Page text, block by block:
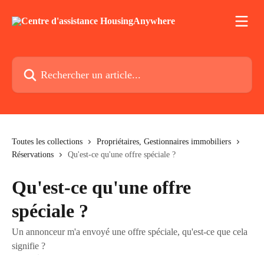
Rechercher un article...
Toutes les collections
Propriétaires, Gestionnaires immobiliers
Réservations
Qu'est-ce qu'une offre spéciale ?
Qu'est-ce qu'une offre
spéciale ?
Un annonceur m'a envoyé une offre spéciale, qu'est-ce que cela
signifie ?